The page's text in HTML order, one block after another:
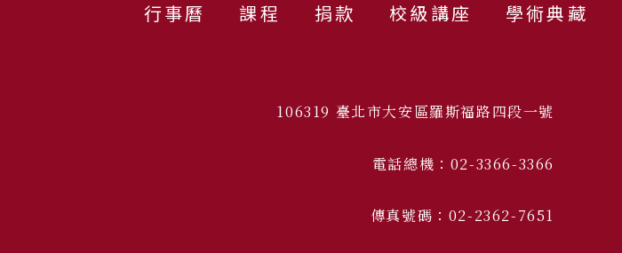
行事曆 課程 捐款 校級講座 學術典藏
106319 臺北市大安區羅斯福路四段一號
電話總機：02-3366-3366
傳真號碼：02-2362-7651